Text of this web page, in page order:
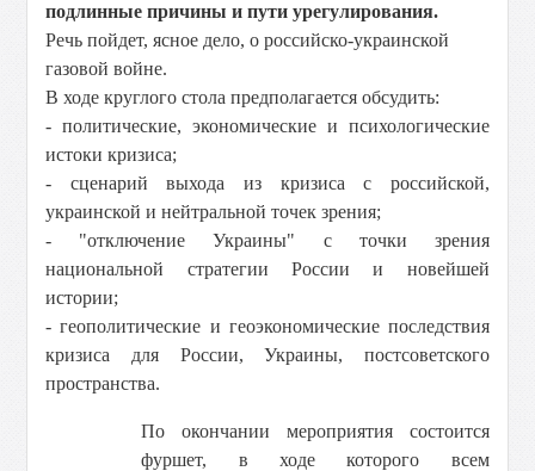
подлинные причины и пути урегулирования.
Речь пойдет, ясное дело, о российско-украинской
газовой войне.
В ходе круглого стола предполагается обсудить:
- политические, экономические и психологические
истоки кризиса;
- сценарий выхода из кризиса с российской,
украинской и нейтральной точек зрения;
- "отключение Украины" с точки зрения
национальной стратегии России и новейшей
истории;
- геополитические и геоэкономические последствия
кризиса для России, Украины, постсоветского
пространства.
По окончании мероприятия состоится
фуршет, в ходе которого всем